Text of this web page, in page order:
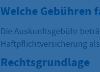
Welche Gebühren
Die Auskunftsgebühr
Haftpflichtversicherung
Rechtsgrundlage